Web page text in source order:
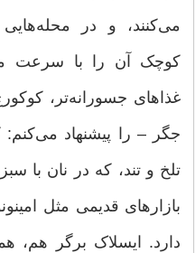
می‌کنند، و در
کوچک آن را با سرعت
غذاهای جسورانه‌تر،
جگر – را پیشنهاد
تلخ و تند، که در نان با
بازارهای قدیمی مثل
دارد. ایسلاک برگر